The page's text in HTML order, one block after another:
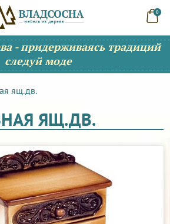
0
- придерживаясь традиций
следуй моде
ящ.дв.
ЯЩ.ДВ.